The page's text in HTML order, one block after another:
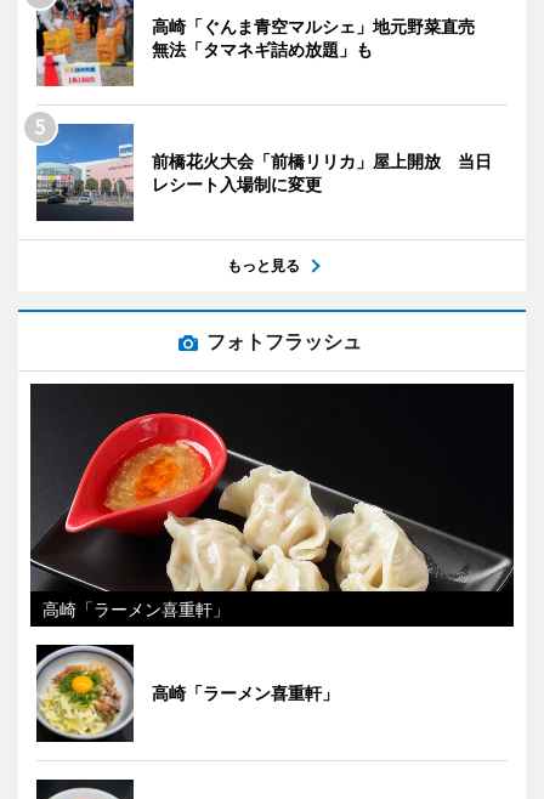
高崎「ぐんま青空マルシェ」地元野菜直売
無法「タマネギ詰め放題」も
前橋花火大会「前橋リリカ」屋上開放 当日
レシート入場制に変更
もっと見る
フォトフラッシュ
高崎「ラーメン喜重軒」
高崎「ラーメン喜重軒」